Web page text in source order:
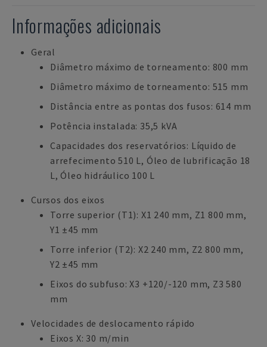
Informações adicionais
Geral
Diâmetro máximo de torneamento: 800 mm
Diâmetro máximo de torneamento: 515 mm
Distância entre as pontas dos fusos: 614 mm
Potência instalada: 35,5 kVA
Capacidades dos reservatórios: Líquido de
arrefecimento 510 L, Óleo de lubrificação 18
L, Óleo hidráulico 100 L
Cursos dos eixos
Torre superior (T1): X1 240 mm, Z1 800 mm,
Y1 ±45 mm
Torre inferior (T2): X2 240 mm, Z2 800 mm,
Y2 ±45 mm
Eixos do subfuso: X3 +120/-120 mm, Z3 580
mm
Velocidades de deslocamento rápido
Eixos X: 30 m/min